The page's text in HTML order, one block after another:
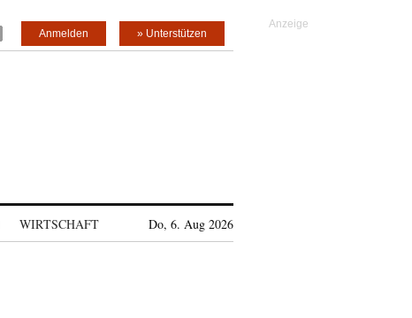
» Unterstützen
Anmelden
WIRTSCHAFT Do, 6. Aug 2026